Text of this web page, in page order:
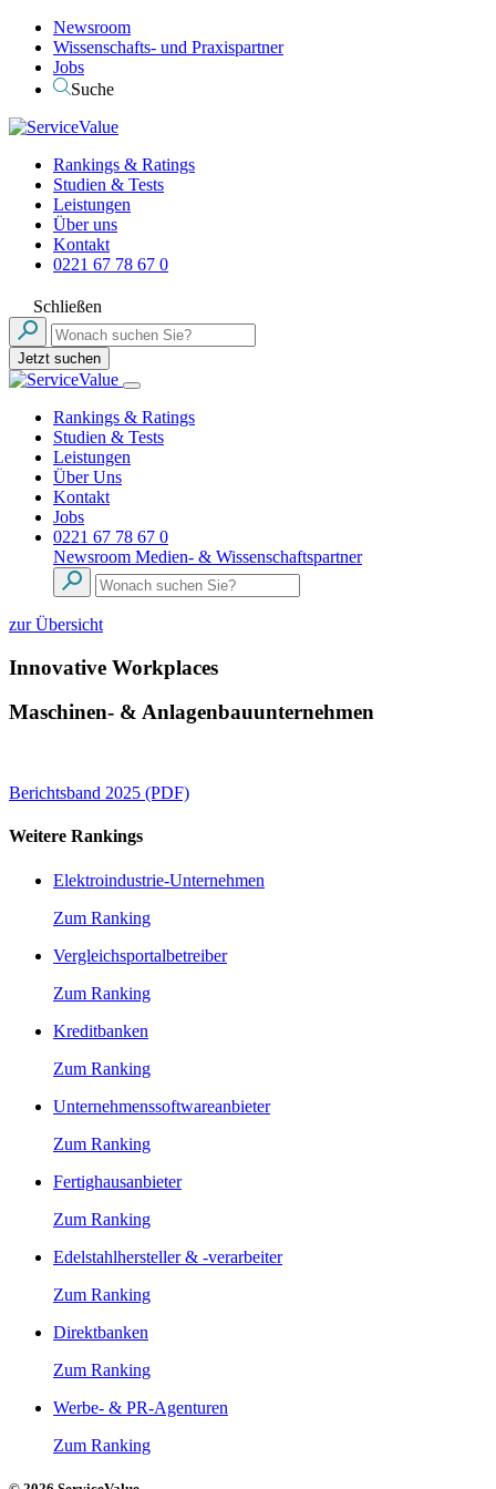
Newsroom
Wissenschafts- und Praxispartner
Jobs
Suche
Rankings & Ratings
Studien & Tests
Leistungen
Über uns
Kontakt
0221 67 78 67 0
Schließen
Jetzt suchen
Rankings & Ratings
Studien & Tests
Leistungen
Über Uns
Kontakt
Jobs
0221 67 78 67 0
Newsroom Medien- & Wissenschaftspartner
zur Übersicht
Innovative Workplaces
Maschinen- & Anlagenbauunternehmen
Berichtsband 2025 (PDF)
Weitere Rankings
Elektroindustrie-Unternehmen
Zum Ranking
Vergleichsportalbetreiber
Zum Ranking
Kreditbanken
Zum Ranking
Unternehmenssoftwareanbieter
Zum Ranking
Fertighausanbieter
Zum Ranking
Edelstahlhersteller & -verarbeiter
Zum Ranking
Direktbanken
Zum Ranking
Werbe- & PR-Agenturen
Zum Ranking